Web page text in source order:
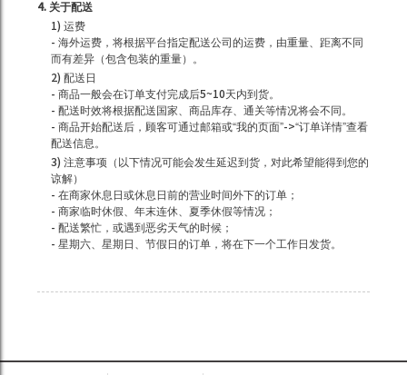
4. 关于配送
1) 运费
- 海外运费，将根据平台指定配送公司的运费，由重量、距离不同
而有差异（包含包装的重量）。
2) 配送日
- 商品一般会在订单支付完成后5~10天内到货。
- 配送时效将根据配送国家、商品库存、通关等情况将会不同。
- 商品开始配送后，顾客可通过邮箱或“我的页面”->“订单详情”查看
配送信息。
3) 注意事项（以下情况可能会发生延迟到货，对此希望能得到您的
谅解）
- 在商家休息日或休息日前的营业时间外下的订单；
- 商家临时休假、年末连休、夏季休假等情况；
- 配送繁忙，或遇到恶劣天气的时候；
- 星期六、星期日、节假日的订单，将在下一个工作日发货。